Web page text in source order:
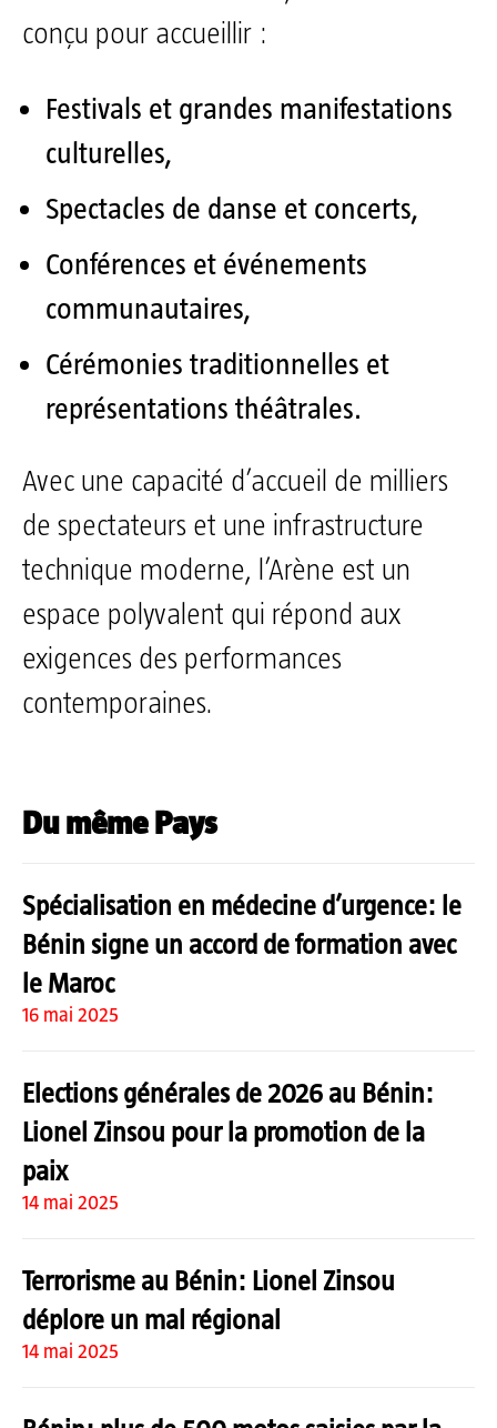
conçu pour accueillir :
Festivals et grandes manifestations
culturelles,
Spectacles de danse et concerts,
Conférences et événements
communautaires,
Cérémonies traditionnelles et
représentations théâtrales.
Avec une capacité d’accueil de milliers
de spectateurs et une infrastructure
technique moderne, l’Arène est un
espace polyvalent qui répond aux
exigences des performances
contemporaines.
Du même Pays
Spécialisation en médecine d’urgence: le
Bénin signe un accord de formation avec
le Maroc
16 mai 2025
Elections générales de 2026 au Bénin:
Lionel Zinsou pour la promotion de la
paix
14 mai 2025
Terrorisme au Bénin: Lionel Zinsou
déplore un mal régional
14 mai 2025